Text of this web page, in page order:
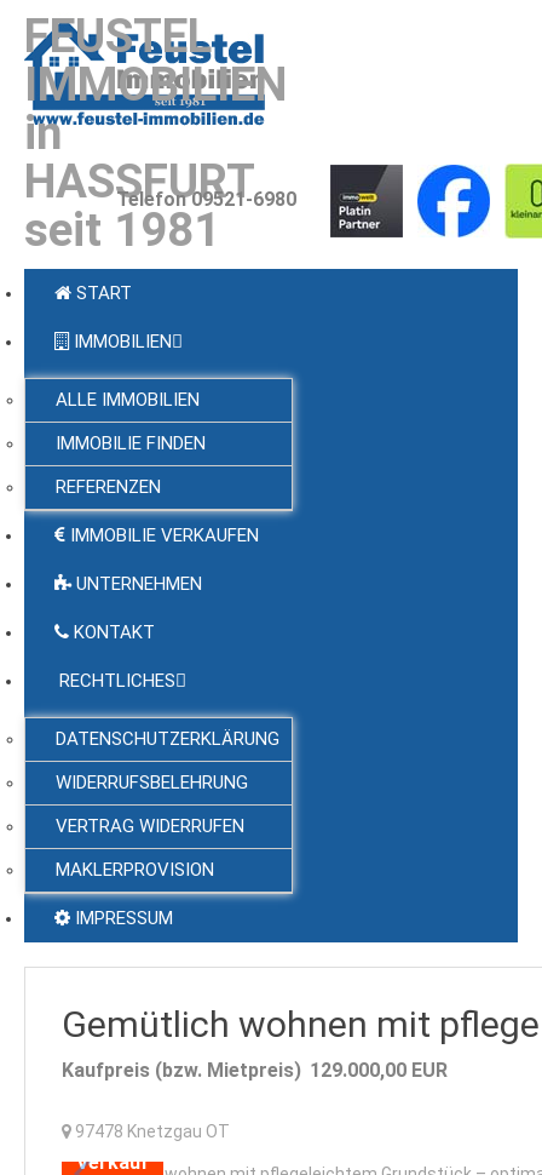
FEUSTEL
IMMOBILIEN
in
HASSFURT
seit 1981
Telefon 09521-6980
START
IMMOBILIEN
ALLE IMMOBILIEN
IMMOBILIE FINDEN
REFERENZEN
IMMOBILIE VERKAUFEN
UNTERNEHMEN
KONTAKT
RECHTLICHES
DATENSCHUTZERKLÄRUNG
WIDERRUFSBELEHRUNG
VERTRAG WIDERRUFEN
MAKLERPROVISION
IMPRESSUM
Gemütlich wohnen mit
Kaufpreis (bzw. Mietpreis) 129.000,00 EUR
97478 Knetzgau OT
Verkauf